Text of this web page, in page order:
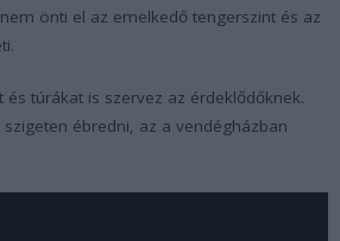
önti el az emelkedő tengerszint és az
túrákat is szervez az érdeklődőknek.
ébredni, az a vendégházban